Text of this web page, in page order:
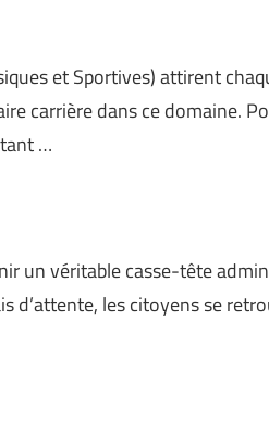
et Sportives) attirent
carrière dans ce domaine.
…
un véritable casse-tête
d’attente, les citoyens se